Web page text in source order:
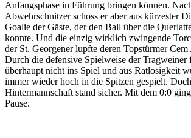
Anfangsphase in Führung bringen können.
Abwehrschnitzer schoss er aber aus kürzester
Goalie der Gäste, der den Ball über die
konnte. Und die einzig wirklich zwingende
der St. Georgener lupfte deren Topstürmer
Durch die defensive Spielweise der Tragweiner
überhaupt nicht ins Spiel und aus Ratlosigkeit
immer wieder hoch in die Spitzen gespielt.
Hintermannschaft stand sicher. Mit dem 0:0
Pause.